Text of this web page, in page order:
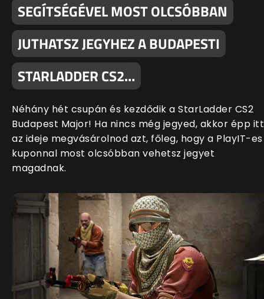
SEGÍTSÉGÉVEL MOST OLCSÓBBAN
JUTHATSZ JEGYHEZ A BUDAPESTI
STARLADDER CS2…
Néhány hét csupán és kezdődik a StarLadder CS2
Budapest Major! Ha nincs még jegyed, akkor épp itt
az ideje megvásárolnod azt, főleg, hogy a PlayIT-es
kuponnal most olcsóbban vehetsz jegyet
magadnak.